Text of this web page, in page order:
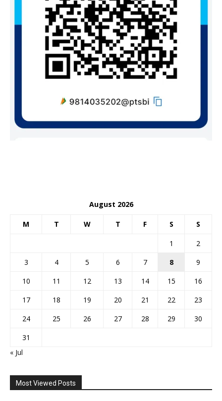
August 2026
M T W T F S S
1
2
3
4 5 6 7 8
9
10
11 12 13 14 15
16
17
18 19 20 21 22
23
24
25 26 27 28 29
30
31
« Jul
Most Viewed Posts